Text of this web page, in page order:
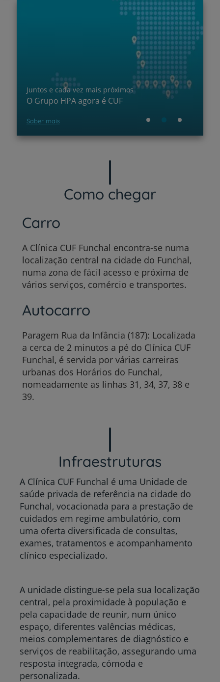
Juntos e cada vez mais próximos
O Grupo HPA agora é CUF
Saber mais
Como chegar
Carro
A Clínica CUF Funchal encontra-se numa
localização central na cidade do Funchal,
numa zona de fácil acesso e próxima de
vários serviços, comércio e transportes.
Autocarro
Paragem Rua da Infância (187): Localizada
a cerca de 2 minutos a pé do Clínica CUF
Funchal, é servida por várias carreiras
urbanas dos Horários do Funchal,
nomeadamente as linhas 31, 34, 37, 38 e
39.
Infraestruturas
A Clínica CUF Funchal é uma Unidade de
saúde privada de referência na cidade do
Funchal, vocacionada para a prestação de
cuidados em regime ambulatório, com
uma oferta diversificada de consultas,
exames, tratamentos e acompanhamento
clínico especializado.
A unidade distingue-se pela sua localização
central, pela proximidade à população e
pela capacidade de reunir, num único
espaço, diferentes valências médicas,
meios complementares de diagnóstico e
serviços de reabilitação, assegurando uma
resposta integrada, cómoda e
personalizada.